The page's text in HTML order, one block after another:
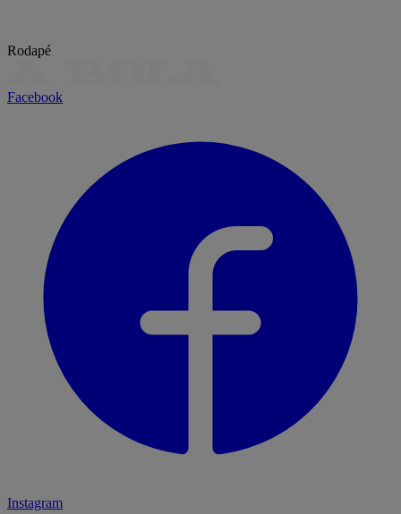
Rodapé
Facebook
Instagram